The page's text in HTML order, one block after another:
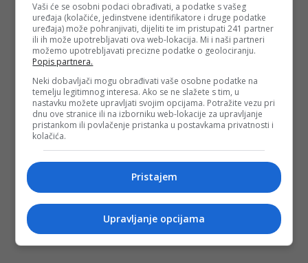
Vaši će se osobni podaci obrađivati, a podatke s vašeg
uređaja (kolačiće, jedinstvene identifikatore i druge podatke
uređaja) može pohranjivati, dijeliti te im pristupati 241 partner
ili ih može upotrebljavati ova web-lokacija. Mi i naši partneri
možemo upotrebljavati precizne podatke o geolociranju.
Popis partnera.
Neki dobavljači mogu obrađivati vaše osobne podatke na
temelju legitimnog interesa. Ako se ne slažete s tim, u
nastavku možete upravljati svojim opcijama. Potražite vezu pri
dnu ove stranice ili na izborniku web-lokacije za upravljanje
pristankom ili povlačenje pristanka u postavkama privatnosti i
kolačića.
Pristajem
Upravljanje opcijama